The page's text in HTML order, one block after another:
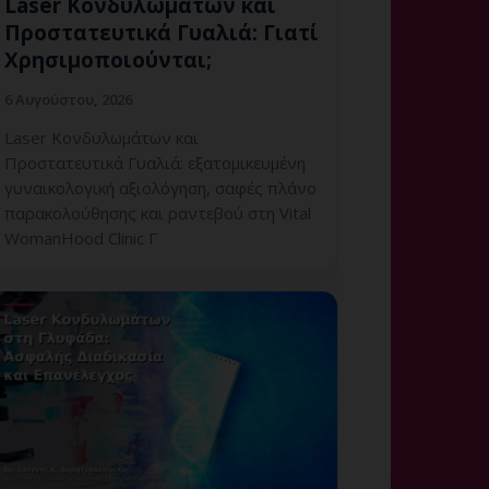
Laser Κονδυλωμάτων και
Προστατευτικά Γυαλιά: Γιατί
Χρησιμοποιούνται;
Laser Κονδυλωμάτων και
Προστατευτικά Γυαλιά: εξατομικευμένη
γυναικολογική αξιολόγηση, σαφές πλάνο
παρακολούθησης και ραντεβού στη Vital
WomanHood Clinic Γ